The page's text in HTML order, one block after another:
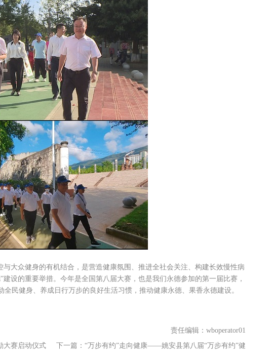
大众健身的有机结合，是营造健康氛围、推进全社会关注、构建长效慢性病
设的重要举措。今年是全国第八届大赛，也是我们永德参加的第一届比赛，
民健身、养成日行万步的良好生活习惯，推动健康永德、果香永德建设。
责任编辑：wboperator01
大赛启动仪式
下一篇： “万步有约”走向健康——姚安县第八届“万步有约”健